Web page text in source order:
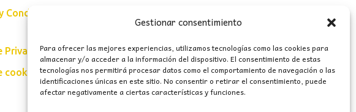
Gestionar consentimiento
Para ofrecer las mejores experiencias, utilizamos tecnologías como las cookies para
almacenar y/o acceder a la información del dispositivo. El consentimiento de estas
tecnologías nos permitirá procesar datos como el comportamiento de navegación o las
identificaciones únicas en este sitio. No consentir o retirar el consentimiento, puede
afectar negativamente a ciertas características y funciones.
Condiciones Generales
Privacidad
cookies (UE)